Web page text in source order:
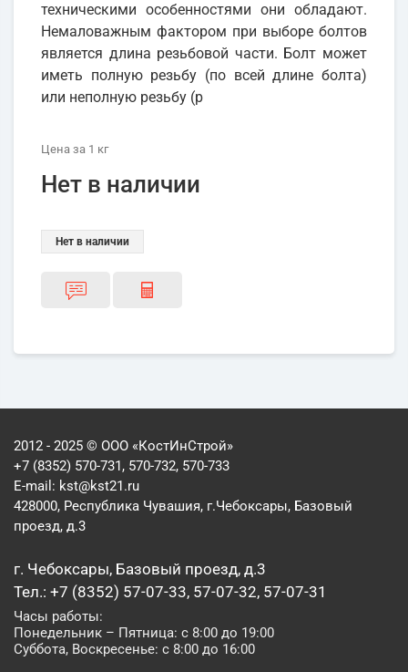
техническими особенностями они обладают.
Немаловажным фактором при выборе болтов
является длина резьбовой части. Болт может
иметь полную резьбу (по всей длине болта)
или неполную резьбу (р
Цена за 1 кг
Нет в наличии
Нет в наличии
2012 - 2025 © ООО «КостИнСтрой»
+7 (8352) 570-731, 570-732, 570-733
E-mail: kst@kst21.ru
428000, Республика Чувашия, г.Чебоксары, Базовый
проезд, д.3
г. Чебоксары, Базовый проезд, д.3
Тел.: +7 (8352) 57-07-33, 57-07-32, 57-07-31
Часы работы:
Понедельник – Пятница: с 8:00 до 19:00
Суббота, Воскресенье: с 8:00 до 16:00